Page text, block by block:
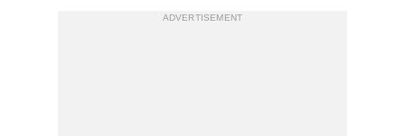
ADVERTISEMENT